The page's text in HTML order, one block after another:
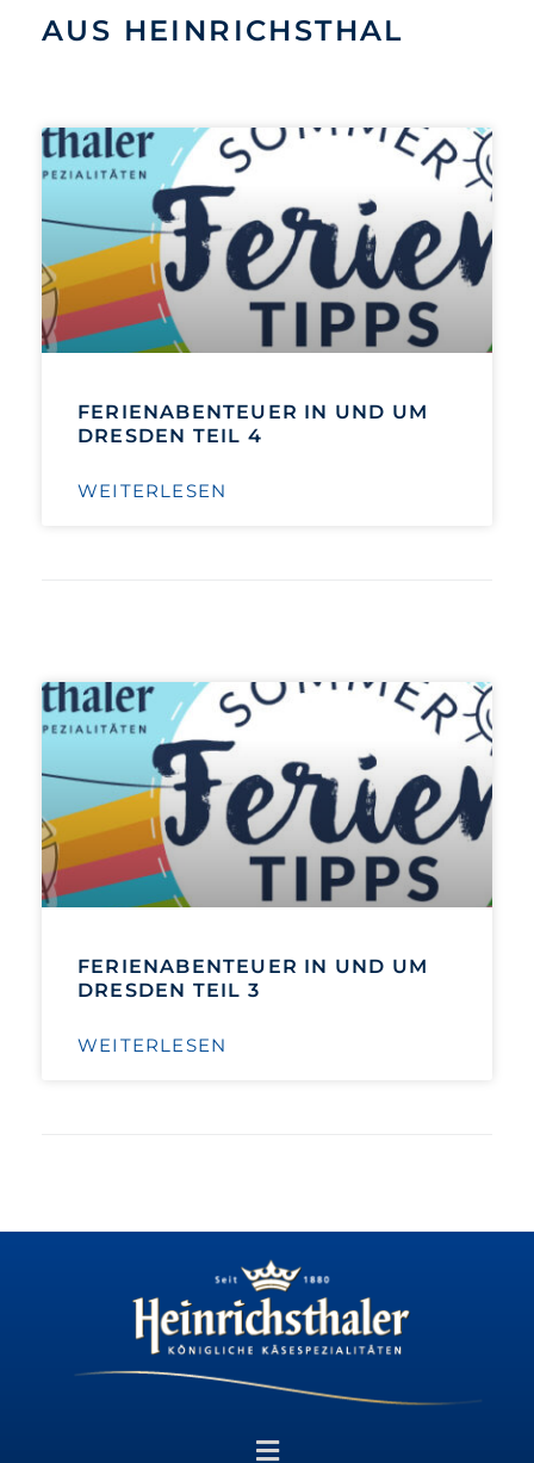
AUS HEINRICHSTHAL
FERIENABENTEUER IN UND UM
DRESDEN TEIL 4
WEITERLESEN
FERIENABENTEUER IN UND UM
DRESDEN TEIL 3
WEITERLESEN